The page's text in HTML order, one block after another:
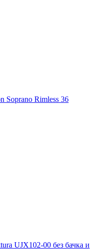
Soprano Rimless 36
UJX102-00 без бачка и